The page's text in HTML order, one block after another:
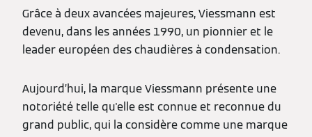
Grâce à deux avancées majeures, Viessmann est
devenu, dans les années 1990, un pionnier et le
leader européen des chaudières à condensation.
Aujourd’hui, la marque Viessmann présente une
notoriété telle qu'elle est connue et reconnue du
grand public, qui la considère comme une marque